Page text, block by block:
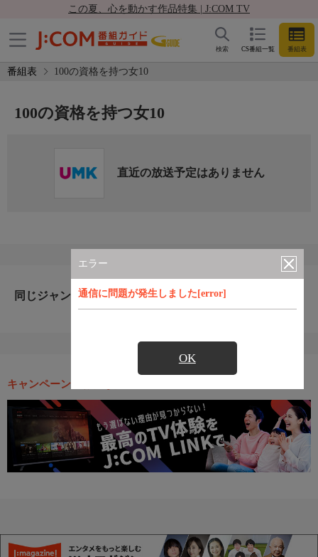
この夏、心を動かす作品特集 | J:COM TV
CS番組一覧 番組表
検索
番組表 100の資格を持つ女10
エラー
通信に問題が発生しました[error]
OK
100の資格を持つ女10
直近の放送予定はありません
同じジャンルのおすすめ番組
キャンペーン・お得な情報